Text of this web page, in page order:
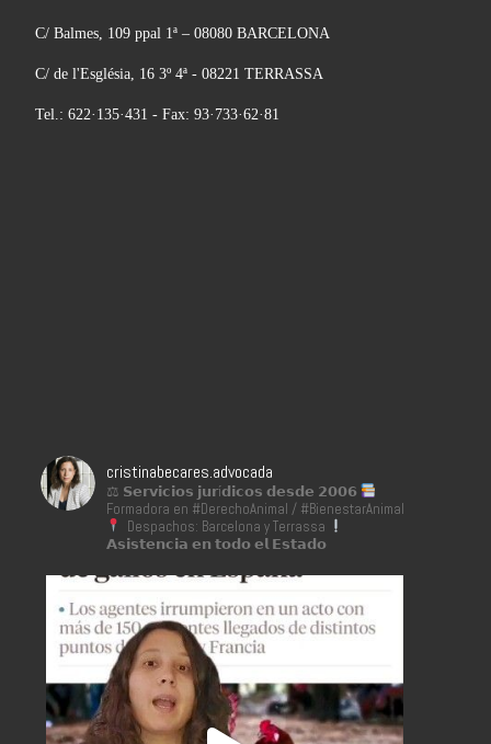
C/ Balmes, 109 ppal 1ª – 08080 BARCELONA
C/ de l'Església, 16 3º 4ª - 08221 TERRASSA
Tel.: 622·135·431 - Fax: 93·733·62·81
cristinabecares.advocada
⚖ 𝗦𝗲𝗿𝘃𝗶𝗰𝗶𝗼𝘀 𝗷𝘂𝗿í𝗱𝗶𝗰𝗼𝘀 𝗱𝗲𝘀𝗱𝗲 𝟮𝟬𝟬𝟲
Formadora en #DerechoAnimal / #BienestarAnimal
Despachos: Barcelona y Terrassa
𝗔𝘀𝗶𝘀𝘁𝗲𝗻𝗰𝗶𝗮 𝗲𝗻 𝘁𝗼𝗱𝗼 𝗲𝗹 𝗘𝘀𝘁𝗮𝗱𝗼